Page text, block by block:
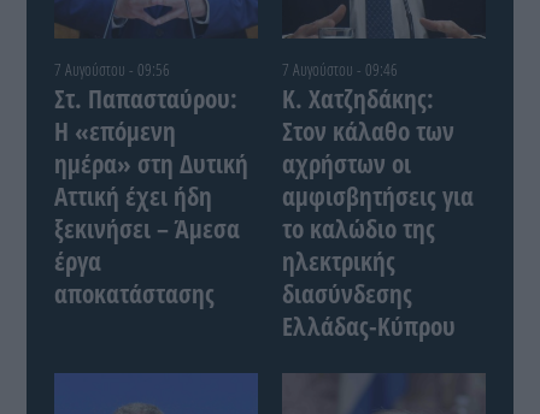
7 Αυγούστου - 09:56
Στ. Παπασταύρου:
Η «επόμενη
ημέρα» στη Δυτική
Αττική έχει ήδη
ξεκινήσει – Άμεσα
έργα
αποκατάστασης
7 Αυγούστου - 09:46
Κ. Χατζηδάκης:
Στον κάλαθο των
αχρήστων οι
αμφισβητήσεις για
το καλώδιο της
ηλεκτρικής
διασύνδεσης
Ελλάδας-Κύπρου